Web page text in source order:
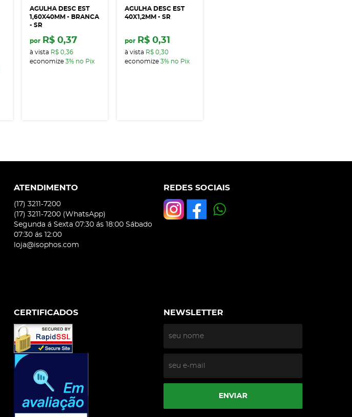
AGULHA DESC EST
1,60X40MM - BRANCA
- SR
por R$ 0,37
à vista R$ 0,36
economize3% no Pix
AGULHA DESC EST
40X1,2MM - SR
por R$ 0,31
à vista R$ 0,30
economize3% no Pix
ATENDIMENTO
(17) 3211-7200
(17) 3211-7200 (WhatsApp)
Segunda á Sexta 07:30 ás 18:00 Sábado
07:30 ás 12:00
loja@isophos.com
REDES SOCIAIS
CERTIFICADOS NEWSLETTER
ENVIAR